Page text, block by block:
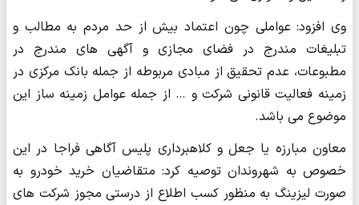
وی افزود: عواملی چون اعتماد بیش از حد مردم به مطالب و
تبلیغات مندرج در فضای مجازی و آگهی های مندرج در
مطبوعات، عدم تحقیق از مبادی مربوطه از جمله بانک مرکزی در
زمینه فعالیت قانونی شرکت و … از جمله عوامل زمینه ساز این
موضوع می باشد.
معاون مبارزه یا جعل و کلاهبرداری پلیس آگاهی فراجا در این
خصوص به شهروندان توصیه کرد: متقاضیان خرید خودرو به
صورت لیزینگ به منظور کسب اطلاع از درستی مجوز شرکت های